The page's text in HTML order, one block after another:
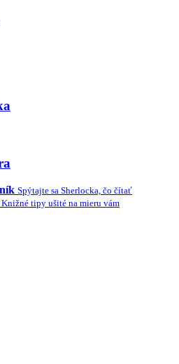
Spýtajte sa Sherlocka, čo čítať
Knižné tipy ušité na mieru vám